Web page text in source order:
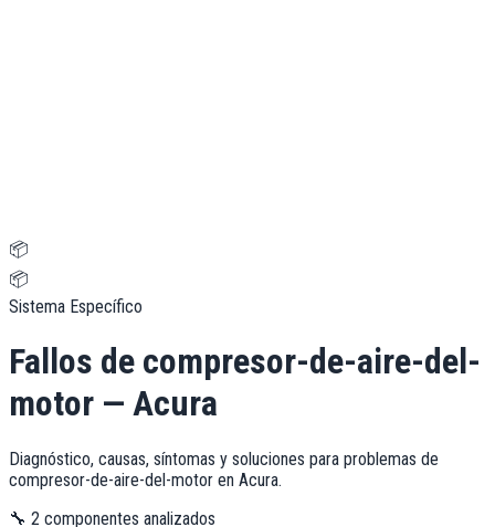
📦
📦
Sistema Específico
Fallos de compresor-de-aire-del-
motor — Acura
Diagnóstico, causas, síntomas y soluciones para problemas de
compresor-de-aire-del-motor en Acura.
🔧 2 componentes analizados